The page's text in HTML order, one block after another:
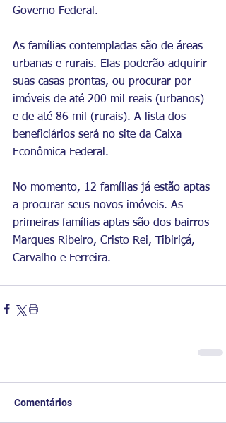
Governo Federal.
As famílias contempladas são de áreas
urbanas e rurais. Elas poderão adquirir
suas casas prontas, ou procurar por
imóveis de até 200 mil reais (urbanos)
e de até 86 mil (rurais). A lista dos
beneficiários será no site da Caixa
Econômica Federal.
No momento, 12 famílias já estão aptas
a procurar seus novos imóveis. As
primeiras famílias aptas são dos bairros
Marques Ribeiro, Cristo Rei, Tibiriçá,
Carvalho e Ferreira.
Comentários